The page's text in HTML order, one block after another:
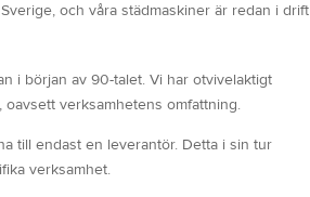
och våra städmaskiner är redan i drift
i början av 90-talet. Vi har otvivelaktigt
verksamhetens omfattning.
till endast en leverantör. Detta i sin tur
verksamhet.